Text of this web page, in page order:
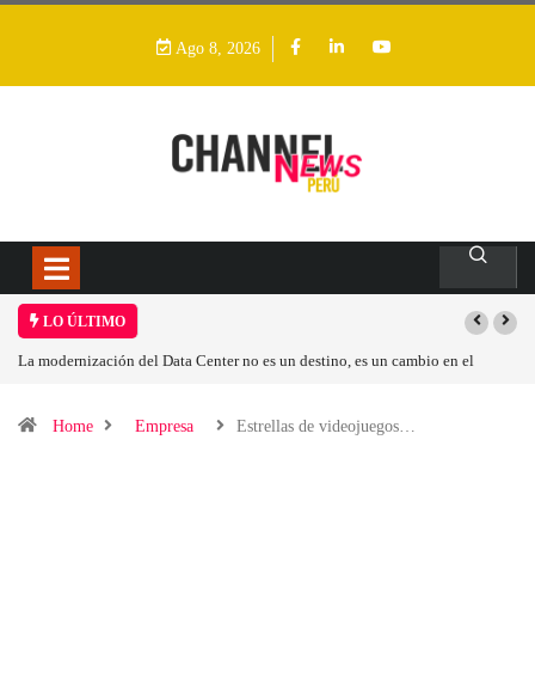
Ago 8, 2026
LO ÚLTIMO
La modernización del Data Center no es un destino, es un cambio en el
Home
Empresa Estrellas de videojuegos…